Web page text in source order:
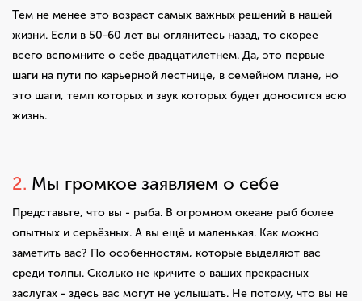
Тем не менее это возраст самых важных решений в нашей
жизни. Если в 50-60 лет вы оглянитесь назад, то скорее
всего вспомните о себе двадцатилетнем. Да, это первые
шаги на пути по карьерной лестнице, в семейном плане, но
это шаги, темп которых и звук которых будет доносится всю
жизнь.
2. Мы громкое заявляем о себе
Представьте, что вы - рыба. В огромном океане рыб более
опытных и серьёзных. А вы ещё и маленькая. Как можно
заметить вас? По особенностям, которые выделяют вас
среди толпы. Сколько не кричите о ваших прекрасных
заслугах - здесь вас могут не услышать. Не потому, что вы не